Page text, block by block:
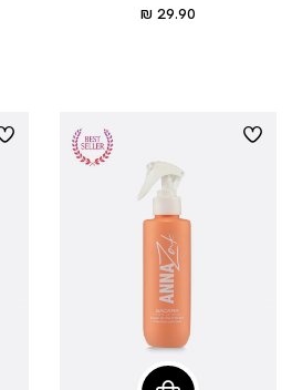
מחיר29.90 ₪